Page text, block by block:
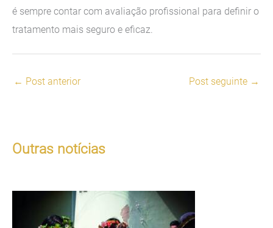
é sempre contar com avaliação profissional para definir o
tratamento mais seguro e eficaz.
← Post anterior Post seguinte →
Outras notícias